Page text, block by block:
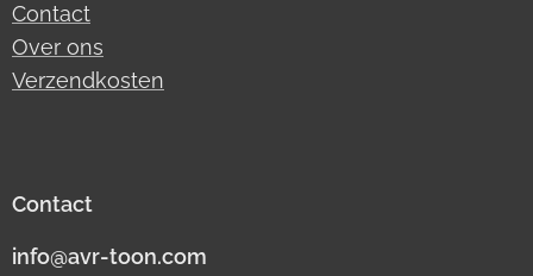
Contact
Over ons
Verzendkosten
Contact
info@avr-toon.com